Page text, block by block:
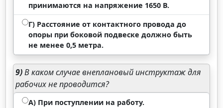
принимаются на напряжение 1650 В.
Г) Расстояние от контактного провода до
опоры при боковой подвеске должно быть
не менее 0,5 метра.
9)В каком случае внеплановый инструктаж для
рабочих не проводится?
А) При поступлении на работу.